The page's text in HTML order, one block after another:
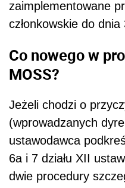
zaimplementowane
członkowskie do
Co nowego w
MOSS?
Jeżeli chodzi o
(wprowadzanych
ustawodawca
6a i 7 działu XII
dwie procedury